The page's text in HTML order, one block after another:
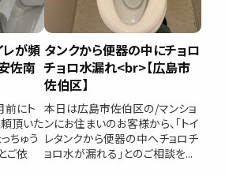
レが頻
佐南
にト
頂いた
ちゅう
ご依
タンクから便器の中にチョロ
チョロ水漏れ<br>【広島市
佐伯区】
本日は広島市佐伯区の/マンショ
ンにお住まいのお客様から、「トイ
レタンクから便器の中へチョロチ
ョロ水が漏れる」とのご相談を...